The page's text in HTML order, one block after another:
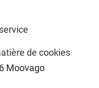
de cookies
Moovago